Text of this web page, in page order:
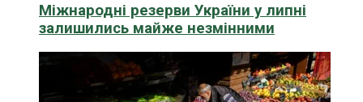
Міжнародні резерви України у липні
залишились майже незмінними